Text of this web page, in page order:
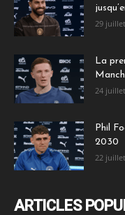
29
La
24
Phil
2030
22
ARTICLES